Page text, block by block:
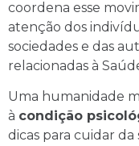
coordena esse
atenção dos
sociedades e das
relacionadas à
Uma humanidade
à condição
dicas para cuidar